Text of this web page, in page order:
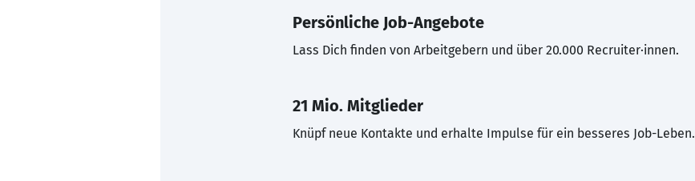
Persönliche Job-Angebote
Lass Dich finden von Arbeitgebern und über 20.000 Recruiter·innen.
21 Mio. Mitglieder
Knüpf neue Kontakte und erhalte Impulse für ein besseres Job-Leben.